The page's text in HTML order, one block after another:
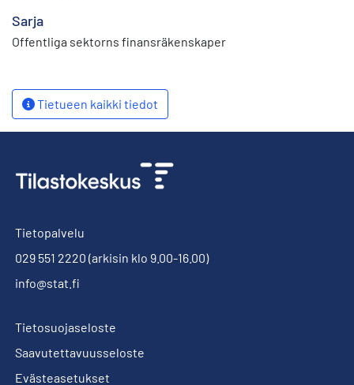
Sarja
Offentliga sektorns finansräkenskaper
Tietueen kaikki tiedot
Tietopalvelu
029 551 2220 (arkisin klo 9.00-16.00)
info@stat.fi
Tietosuojaseloste
Saavutettavuusseloste
Evästeasetukset